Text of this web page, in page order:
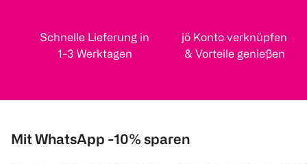
Schnelle Lieferung in
1-3 Werktagen
jö Konto verknüpfen
& Vorteile genießen
Mit WhatsApp -10% sparen